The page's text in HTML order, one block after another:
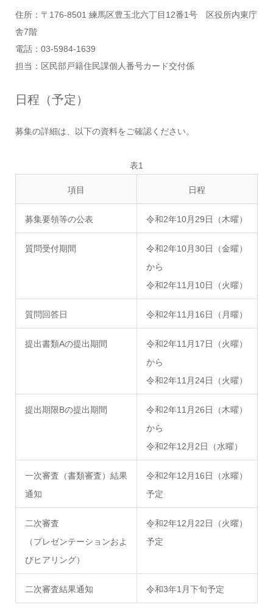
住所：〒176-8501 練馬区豊玉北六丁目12番1号 区役所内東庁
舎7階
電話：03-5984-1639
担当：区民部戸籍住民課個人番号カード交付係
日程（予定）
募集の詳細は、以下の資料をご確認ください。
表1
項目 日程
募集要領等の公表 令和2年10月29日（木曜）
質問受付期間
令和2年10月30日（金曜）
から
令和2年11月10日（火曜）
質問回答日 令和2年11月16日（月曜）
提出書類Aの提出期間
令和2年11月17日（火曜）
から
令和2年11月24日（火曜）
提出期限Bの提出期間
令和2年11月26日（木曜）
から
令和2年12月2日（水曜）
一次審査（書類審査）結果
通知
令和2年12月16日（水曜）
予定
二次審査
（プレゼンテーションおよ
びヒアリング）
令和2年12月22日（火曜）
予定
二次審査結果通知 令和3年1月下旬予定